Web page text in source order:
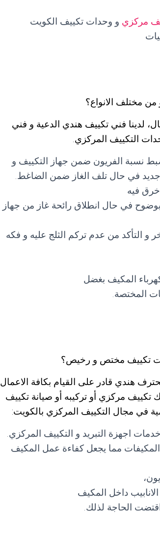
مركزي و وحدات تكييف الكويت
مختلف الانواع؟
لدينا فني تكييف هندي الدعية و فني
التكييف المركزي.
نسبة الفريون ضمن جهاز التكييف و
جديد في حال تلف الغاز ضمن الضاغط.
فيه
في حال انطلاق رائحة غاز من جهاز
التأكد من عدم تركم الثلج عليه و فكه
المكيف بغضل
المختصة.
تكييف مختص و رخيص؟
هندي قادر على القيام بكافة الاعمال
مركزي أو تركيبه أو صيانة تكييف
في مجال التكييف المركزي بالكويت:
اجهزة التبريد و التكييف المركزي.
مما يجعل كفاءة عمل المكيف
داخل المكيف
اقتضت الحاجة لذلك.